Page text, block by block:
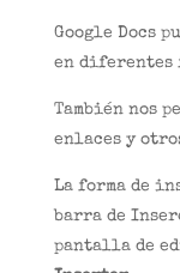
Google Docs
en diferentes
También nos
enlaces y
La forma de
barra de
pantalla de